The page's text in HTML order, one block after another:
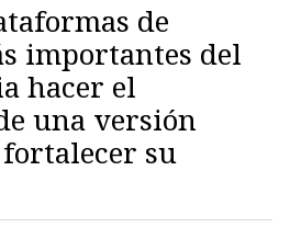
de
importantes del
hacer el
una versión
su